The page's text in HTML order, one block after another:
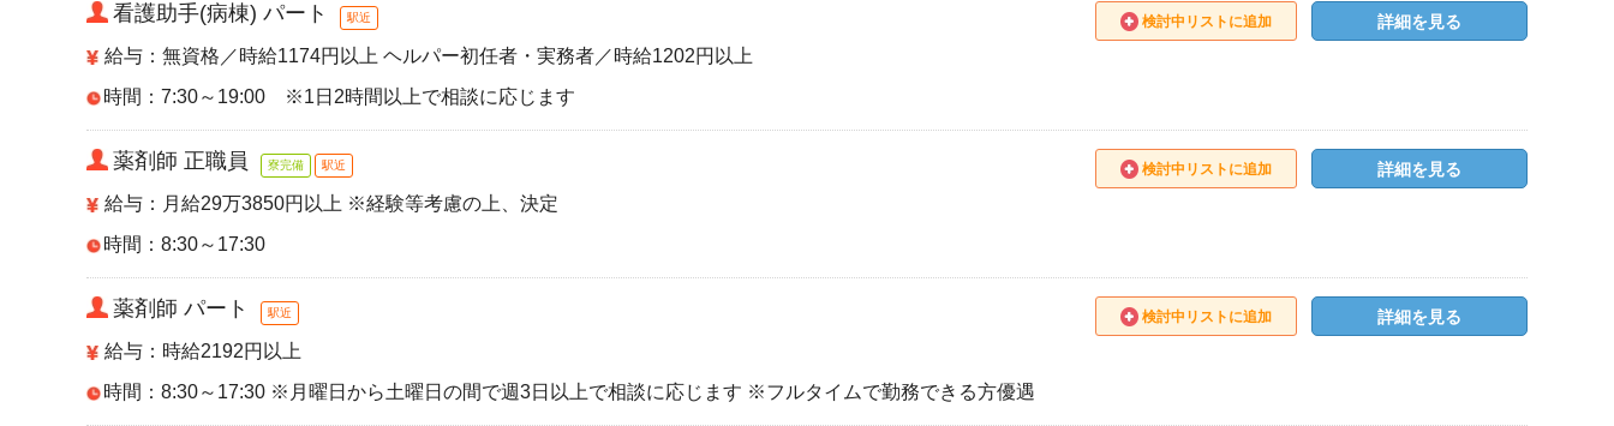
看護助手(病棟) パート 駅近
給与：無資格／時給1174円以上 ヘルパー初任者・実務者／時給1202円以上
時間：7:30～19:00 ※1日2時間以上で相談に応じます
検討中リストに追加 詳細を見る
薬剤師 正職員 寮完備 駅近
給与：月給29万3850円以上 ※経験等考慮の上、決定
時間：8:30～17:30
検討中リストに追加 詳細を見る
薬剤師 パート 駅近
給与：時給2192円以上
時間：8:30～17:30 ※月曜日から土曜日の間で週3日以上で相談に応じます ※フルタイムで勤務できる方優遇
検討中リストに追加 詳細を見る